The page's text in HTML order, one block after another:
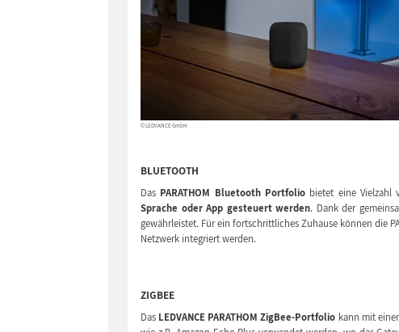
© LEDVANCE GmbH
BLUETOOTH
Das PARATHOM Bluetooth Portfolio bietet eine Vielzahl
Sprache oder App gesteuert werden. Dank der
gewährleistet. Für ein fortschrittliches Zuhause können die
Netzwerk integriert werden.
ZIGBEE
Das LEDVANCE PARATHOM ZigBee-Portfolio kann mit